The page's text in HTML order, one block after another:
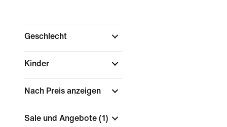
Geschlecht
Kinder
Nach Preis anzeigen
Sale und Angebote (1)